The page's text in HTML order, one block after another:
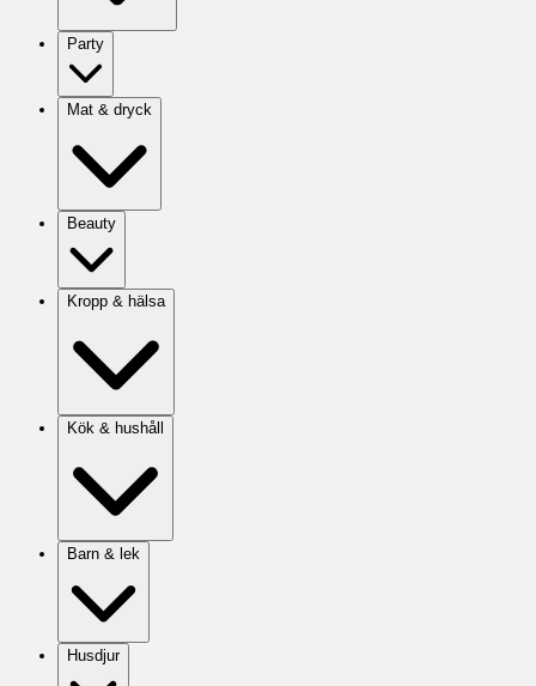
Party
Mat & dryck
Beauty
Kropp & hälsa
Kök & hushåll
Barn & lek
Husdjur